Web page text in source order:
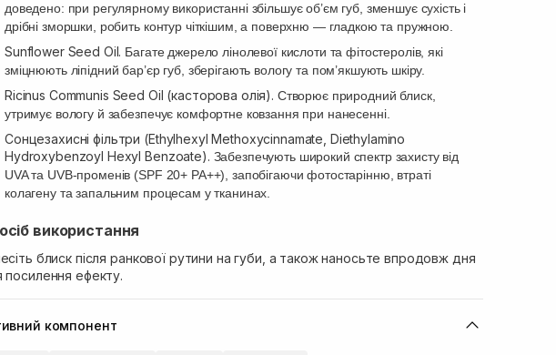
доведено: при регулярному використанні збільшує об’єм губ, зменшує сухість і
дрібні зморшки, робить контур чіткішим, а поверхню — гладкою та пружною.
Sunflower Seed Oil. Багате джерело лінолевої кислоти та фітостеролів, які
зміцнюють ліпідний бар’єр губ, зберігають вологу та пом’якшують шкіру.
Ricinus Communis Seed Oil (касторова олія). Створює природний блиск,
утримує вологу й забезпечує комфортне ковзання при нанесенні.
Сонцезахисні фільтри (Ethylhexyl Methoxycinnamate, Diethylamino
Hydroxybenzoyl Hexyl Benzoate). Забезпечують широкий спектр захисту від
UVA та UVB-променів (SPF 20+ PA++), запобігаючи фотостарінню, втраті
колагену та запальним процесам у тканинах.
використання
блиск після ранкової рутини на губи, а також наносьте впродовж дня
посилення ефекту.
компонент